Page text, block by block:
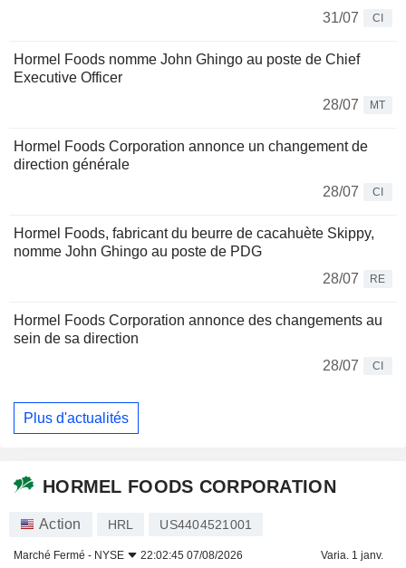
31/07
CI
Hormel Foods nomme John Ghingo au poste de Chief
Executive Officer
28/07
MT
Hormel Foods Corporation annonce un changement de
direction générale
28/07
CI
Hormel Foods, fabricant du beurre de cacahuète Skippy,
nomme John Ghingo au poste de PDG
28/07
RE
Hormel Foods Corporation annonce des changements au
sein de sa direction
28/07
CI
Plus d'actualités
HORMEL FOODS CORPORATION
Action HRL US4404521001
Marché Fermé - NYSE 22:02:45 07/08/2026 Varia. 1 janv.